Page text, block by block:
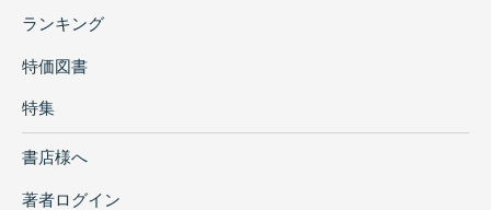
ランキング
特価図書
特集
書店様へ
著者ログイン